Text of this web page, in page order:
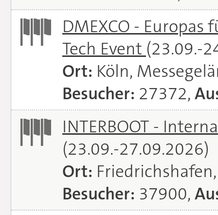
DMEXCO -
Tech Event (23.09.-
Ort: Köln,
Besucher: 27372,
INTERBOOT -
(23.09.-27.09.2026)
Ort:
Besucher: 37900,